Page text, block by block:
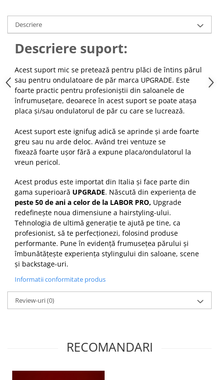
Trepiede cap manechin
Foarfece de tuns
Foarfece de filat
Descriere
Descriere suport:
Acest suport mic se pretează pentru plăci de întins părul
sau pentru ondulatoare de păr marca UPGRADE. Este
foarte practic pentru profesioniștii din saloanele de
înfrumusețare, deoarece în acest suport se poate atașa
placa și/sau ondulatorul de păr cu care se lucrează.
Acest suport este ignifug adică se aprinde și arde foarte
greu sau nu arde deloc. Având trei ventuze se
fixează foarte ușor fără a expune placa/ondulatorul la
vreun pericol.
Acest produs este importat din Italia și face parte din
gama superioară UPGRADE. Născută din experiența de
peste 50 de ani a celor de la LABOR PRO, Upgrade
redefinește noua dimensiune a hairstyling-ului.
Tehnologia de ultimă generație te ajută pe tine, ca
profesionist, să te perfecționezi, folosind produse
performante. Pune în evidență frumusețea părului și
îmbunătățește experiența stylingului din saloane, scene
și backstage-uri.
Informatii conformitate produs
Review-uri(0)
RECOMANDARI